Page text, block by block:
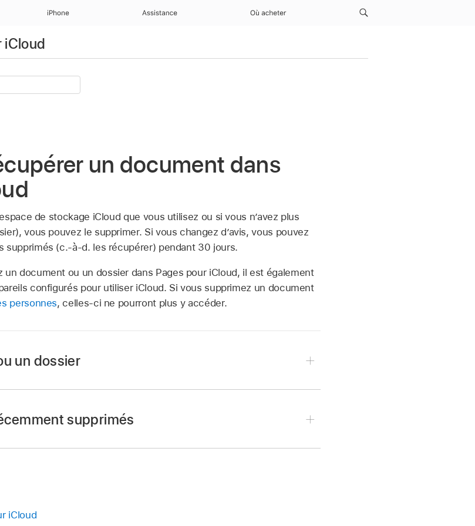
iPhone Assistance Où acheter
iCloud
un document dans
de stockage iCloud que vous utilisez ou si vous n’avez plus
vous pouvez le supprimer. Si vous changez d’avis, vous pouvez
supprimés (c.-à-d. les récupérer) pendant 30 jours.
un document ou un dossier dans Pages pour iCloud, il est également
configurés pour utiliser iCloud. Si vous supprimez un document
personnes, celles-ci ne pourront plus y accéder.
un dossier
récentes » (dans la barre latérale).
ou Retour arrière du clavier).
récentes » est sélectionné dans la barre latérale gauche, des
supprimés
, cliquez sur « Suppressions récentes » dans la barre latérale
iCloud